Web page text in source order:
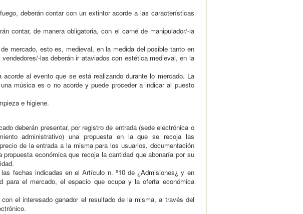
deberán contar con un extintor acorde a las características
contar, de manera obligatoria, con el carné de manipulador/-la
mercado, esto es, medieval, en la medida del posible tanto en
las deberán ir ataviados con estética medieval, en la
al evento que se está realizando durante lo mercado. La
música es o no acorde y puede proceder a indicar al puesto
e higiene.
deberán presentar, por registro de entrada (sede electrónica o
administrativo) una propuesta en la que se recoja las
de la entrada a la misma para los usuarios, documentación
económica que recoja la cantidad que abonaría por su
fechas indicadas en el Artículo n. º10 de ¿Admisiones¿ y en
para el mercado, el espacio que ocupa y la oferta económica
el interesado ganador el resultado de la misma, a través del